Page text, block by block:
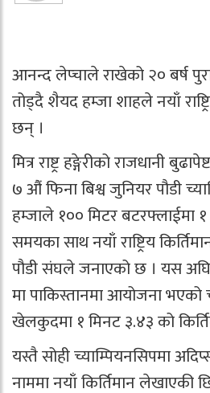
आनन्द लेप्चाले राखेको २० बर्ष
तोड्दै शैयद हम्जा शाहले नयाँ
छन् ।
मित्र राष्ट्र हङ्गेरीको राजधानी
७ औं फिना बिश्व जुनियर पौडी
हम्जाले १०० मिटर बटरफ्लाईमा
समयका साथ नयाँ राष्ट्रिय
पौडी संघले जनाएको छ । यस
मा पाकिस्तानमा आयोजना भएको
खेलकुदमा १ मिनट ३.४३ को
यस्तै सोही च्याम्पियनसिपमा
नाममा नयाँ किर्तिमान लेखाएकी